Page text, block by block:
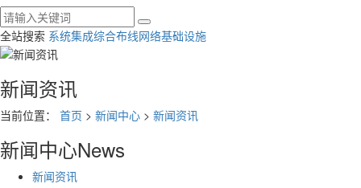
全站搜索 系统集成综合布线网络基础设施
新闻资讯
当前位置： 首页 > 新闻中心 > 新闻资讯
新闻中心News
新闻资讯